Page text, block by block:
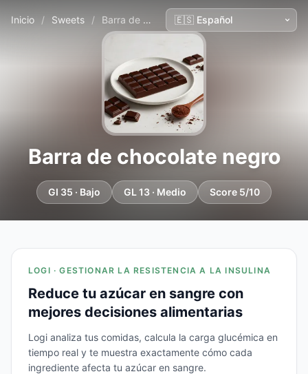
Inicio / Sweets / Barra de chocolate negro
Barra de chocolate negro
GI 35 · Bajo GL 13 · Medio Score 5/10
LOGI · GESTIONAR LA RESISTENCIA A LA INSULINA
Reduce tu azúcar en sangre con
mejores decisiones alimentarias
Logi analiza tus comidas, calcula la carga glucémica en
tiempo real y te muestra exactamente cómo cada
ingrediente afecta tu azúcar en sangre.